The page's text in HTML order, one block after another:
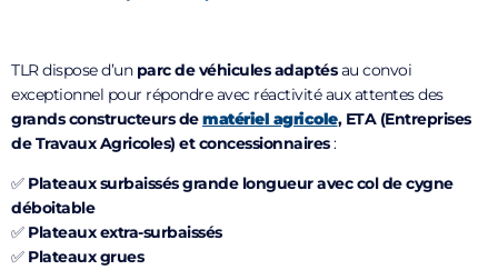
TLR dispose d’un parc de véhicules adaptésau convoi
exceptionnel pour répondre avec réactivité aux attentes des
grands constructeurs dematériel agricole, ETA (Entreprises
de Travaux Agricoles) et concessionnaires:
✅ Plateaux surbaissés grande longueur avec col de cygne
déboitable
✅ Plateaux extra-surbaissés
✅ Plateaux grues